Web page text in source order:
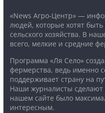
«News Агро-Центр» —
людей, которые хотят
сельского хозяйства. В
всего, мелкие и средние
Программа «Ля Село»
фермерства, ведь именно
поддерживает страну на
Наши журналисты
нашем сайте было
интересным.